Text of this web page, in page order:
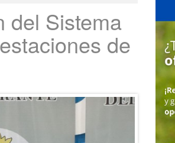
del Sistema
de